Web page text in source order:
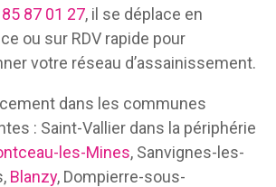
87 01 27, il se déplace en
ou sur RDV rapide pour
votre réseau d’assainissement.
dans les communes
: Saint-Vallier dans la périphérie
les-Mines, Sanvignes-les-
Blanzy, Dompierre-sous-